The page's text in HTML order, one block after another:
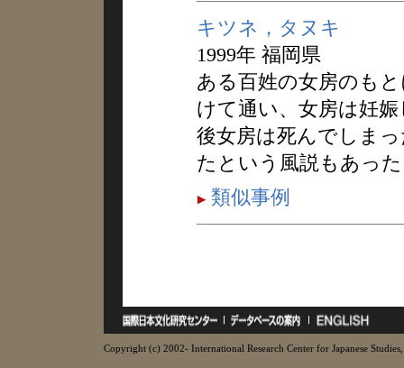
キツネ，タヌキ
1999年 福岡県
ある百姓の女房のも
けて通い、女房は妊
後女房は死んでしま
たという風説もあっ
類似事例
Copyright (c) 2002- International Research Center for Japanese